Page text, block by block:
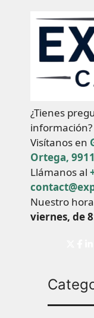
¿Tienes
Visítanos en
Ortega,
Llámanos al
Nuestro
viernes, de